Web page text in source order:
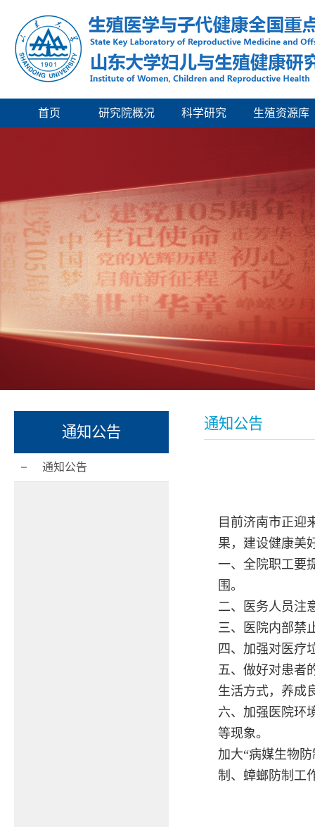
首页 研究院概况 科学研究 生殖资源库
通知公告
通知公告
通知公告
目前济南市正迎
果，建设健康美
一、全院职工要
围。
二、医务人员注
三、医院内部禁
四、加强对医疗
五、做好对患者
生活方式，养成
六、加强医院环
等现象。
加大“病媒生物
制、蟑螂防制工